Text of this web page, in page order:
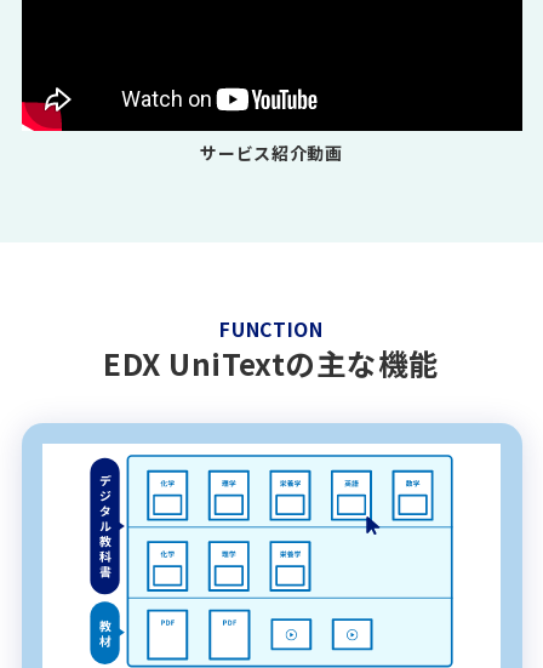
サービス紹介動画
FUNCTION
EDX UniTextの主な機能